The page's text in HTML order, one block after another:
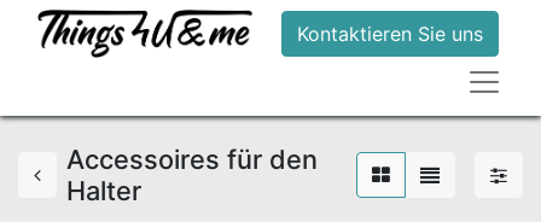
Kontaktieren Sie uns
Accessoires für den
Halter